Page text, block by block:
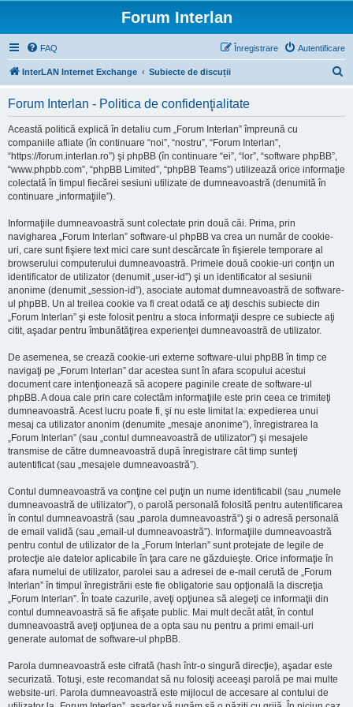
Forum Interlan
FAQ Autentificare
Înregistrare
InterLAN Internet Exchange Subiecte de discuții
Forum Interlan - Politica de confidenţialitate
Această politică explică în detaliu cum „Forum Interlan” împreună cu
companiile afliate (în continuare “noi”, “nostru”, “Forum Interlan”,
“https://forum.interlan.ro”) şi phpBB (în continuare “ei”, “lor”, “software phpBB”,
“www.phpbb.com”, “phpBB Limited”, “phpBB Teams”) utilizează orice informaţie
colectată în timpul fiecărei sesiuni utilizate de dumneavoastră (denumită în
continuare „informaţiile”).
Informaţiile dumneavoastră sunt colectate prin două căi. Prima, prin
navigharea „Forum Interlan” software-ul phpBB va crea un număr de cookie-
uri, care sunt fişiere text mici care sunt descărcate în fişierele temporare al
browserului computerului dumneavoastră. Primele două cookie-uri conţin un
identificator de utilizator (denumit „user-id”) şi un identificator al sesiunii
anonime (denumit „session-id”), asociate automat dumneavoastră de software-
ul phpBB. Un al treilea cookie va fi creat odată ce aţi deschis subiecte din
„Forum Interlan” şi este folosit pentru a stoca informaţii despre ce subiecte aţi
citit, aşadar pentru îmbunătăţirea experienţei dumneavoastră de utilizator.
De asemenea, se crează cookie-uri externe software-ului phpBB în timp ce
navigaţi pe „Forum Interlan” dar acestea sunt în afara scopului acestui
document care intenţionează să acopere paginile create de software-ul
phpBB. A doua cale prin care colectăm informaţiile este prin ceea ce trimiteţi
dumneavoastră. Acest lucru poate fi, şi nu este limitat la: expedierea unui
mesaj ca utilizator anonim (denumite „mesaje anonime”), înregistrarea la
„Forum Interlan” (sau „contul dumneavoastră de utilizator”) şi mesajele
transmise de către dumneavoastră după înregistrare cât timp sunteţi
autentificat (sau „mesajele dumneavoastră”).
Contul dumneavoastră va conţine cel puţin un nume identificabil (sau „numele
dumneavoastră de utilizator”), o parolă personală folosită pentru autentificarea
în contul dumneavoastră (sau „parola dumneavoastră”) şi o adresă personală
de email validă (sau „email-ul dumneavoastră”). Informaţiile dumneavoastră
pentru contul de utilizator de la „Forum Interlan” sunt protejate de legile de
protecţie ale datelor aplicabile în ţara care ne găzduieşte. Orice informaţie în
afara numelui de utilizator, parolei sau a adresei de e-mail cerută de „Forum
Interlan” în timpul înregistrării este fie obligatorie sau opţională la discreţia
„Forum Interlan”. În toate cazurile, aveţi opţiunea să alegeţi ce informaţii din
contul dumneavoastră să fie afişate public. Mai mult decât atât, în contul
dumneavoastră aveţi opţiunea de a opta sau nu pentru a primi email-uri
generate automat de software-ul phpBB.
Parola dumneavoastră este cifrată (hash într-o singură direcţie), aşadar este
securizată. Totuşi, este recomandat să nu folosiţi aceeaşi parolă pe mai multe
website-uri. Parola dumneavoastră este mijlocul de accesare al contului de